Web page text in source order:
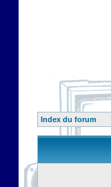
Index du forum